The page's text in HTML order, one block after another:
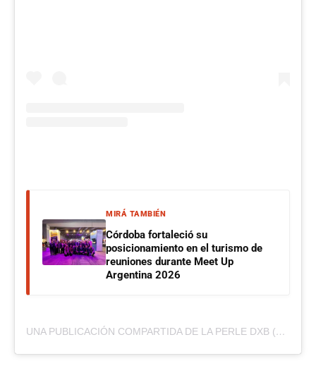
MIRÁ TAMBIÉN
Córdoba fortaleció su
posicionamiento en el turismo de
reuniones durante Meet Up
Argentina 2026
UNA PUBLICACIÓN COMPARTIDA DE LA PERLE DXB (@LAPERLEDXB)